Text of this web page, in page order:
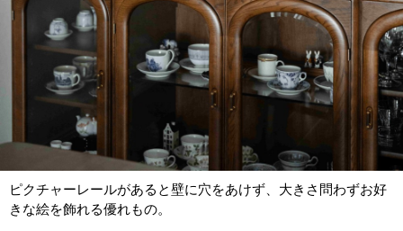
ピクチャーレールがあると壁に穴をあけず、大きさ問わずお好
きな絵を飾れる優れもの。